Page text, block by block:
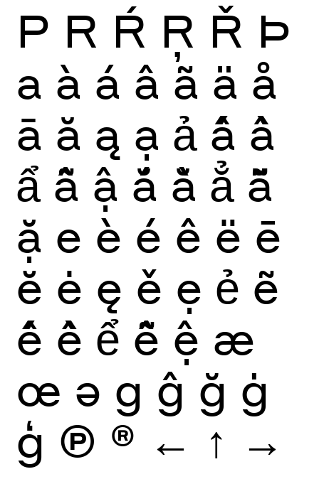
P R Ŕ Ŗ Ř Þ
a à á â ã ä å
ā ă ą ạ ả ấ ầ
ẩ ẫ ậ ắ ằ ẳ ẵ
ặ e è é ê ë ē
ĕ ė ę ě ẹ ẻ ẽ
ế ề ể ễ ệ æ
œ ə g ĝ ğ ġ
ģ Ⓟ ® ← ↑ →